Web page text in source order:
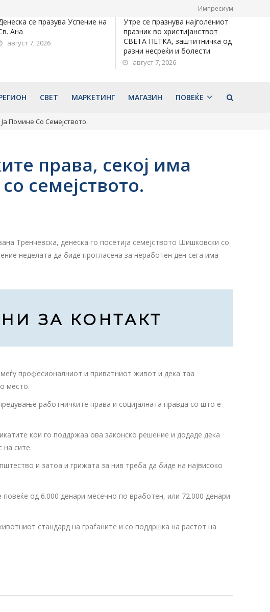
Импресиум
се празува Успение на
Ана
август 7, 2026
Утре се празнува најголениот
празник во христијанствот
СВЕТА ПЕТКА, заштитничка од
разни несреќи и болести
август 7, 2026
СВЕТ МАРКЕТИНГ МАГАЗИН ПОВЕЌЕ
Помине Со Семејството.
права, секој има
семејството.
Тренчевска, денеска го посетија семејството Шишковски со
неделата да биде прогласена за неработен ден сега има
ЗА КОНТАКТ
професионалниот и приватниот живот и дека таа
место.
работничките права и социјалната правда со што е
кои го поддржаа ова законско решение и додаде дека
на сите.
и затоа и грижата за нив треба да биде на највисоко
од 6.000 денари месечно по вработен, или 72.000 денари
стандард на граѓаните и со поддршка на растот на